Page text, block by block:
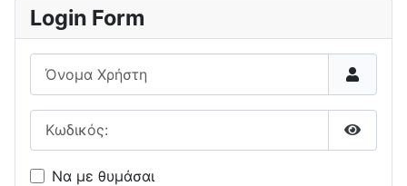
Login Form
Όνομα Χρήστη
Να με θυμάσαι